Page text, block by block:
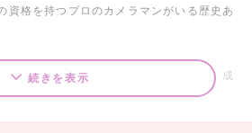
資格を持つプロのカメラマンがいる歴史あ
生袴、中学生袴、高校生袴、大学生袴、成
続きを表示